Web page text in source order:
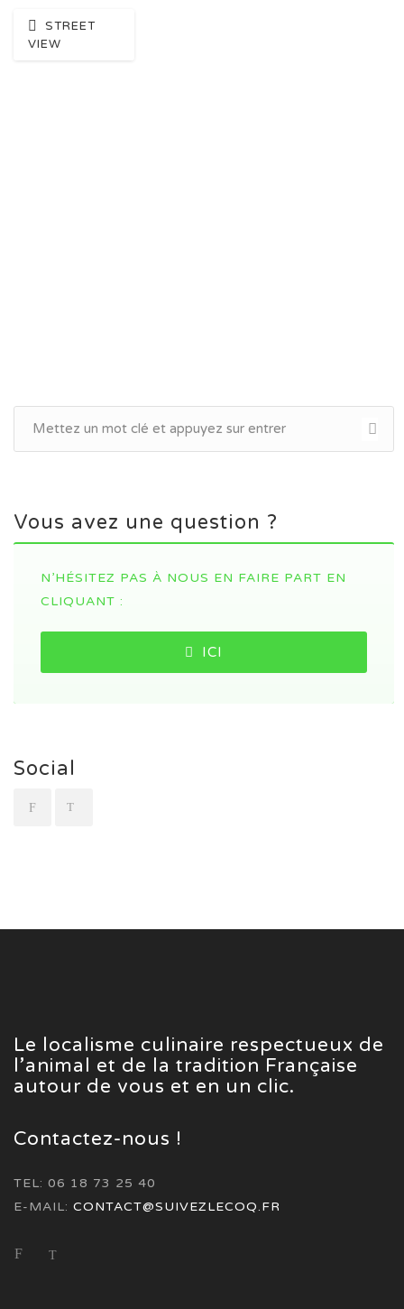
STREET
VIEW
Vous avez une question ?
N’HÉSITEZ PAS À NOUS EN FAIRE PART EN
CLIQUANT :
ICI
Social
Le localisme culinaire respectueux de
l’animal et de la tradition Française
autour de vous et en un clic.
Contactez-nous !
TEL: 06 18 73 25 40
E-MAIL: CONTACT@SUIVEZLECOQ.FR